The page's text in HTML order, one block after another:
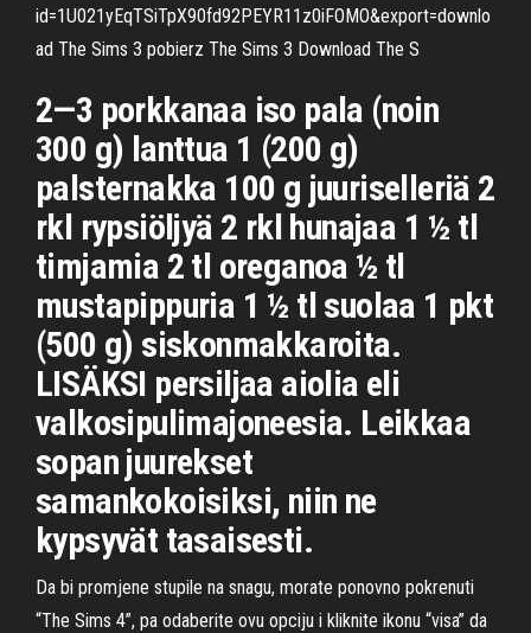
id=1U021yEqTSiTpX90fd92PEYR11z0iFOMO&export=downlo
ad The Sims 3 pobierz The Sims 3 Download The S
2—3 porkkanaa iso pala (noin
300 g) lanttua 1 (200 g)
palsternakka 100 g juuriselleriä 2
rkl rypsiöljyä 2 rkl hunajaa 1 ½ tl
timjamia 2 tl oreganoa ½ tl
mustapippuria 1 ½ tl suolaa 1 pkt
(500 g) siskonmakkaroita.
LISÄKSI persiljaa aiolia eli
valkosipulimajoneesia. Leikkaa
sopan juurekset
samankokoisiksi, niin ne
kypsyvät tasaisesti.
Da bi promjene stupile na snagu, morate ponovno pokrenuti
“The Sims 4”, pa odaberite ovu opciju i kliknite ikonu “visa” da